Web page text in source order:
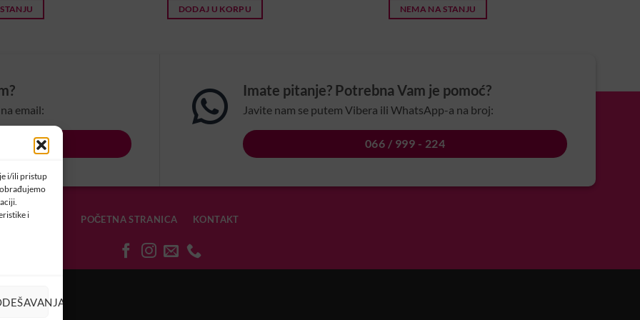
i/ili pristup
i
DODAJ U KORPU NEMA NA STANJU
email:
Imate pitanje? Potrebna Vam je pomoć?
Javite nam se putem Vibera ili WhatsApp-a na broj:
066 / 999 - 224
POČETNA STRANICA KONTAKT